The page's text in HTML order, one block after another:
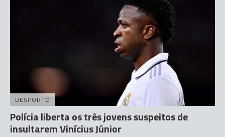
DESPORTO
Polícia liberta os três jovens suspeitos de
insultarem Vinícius Júnior